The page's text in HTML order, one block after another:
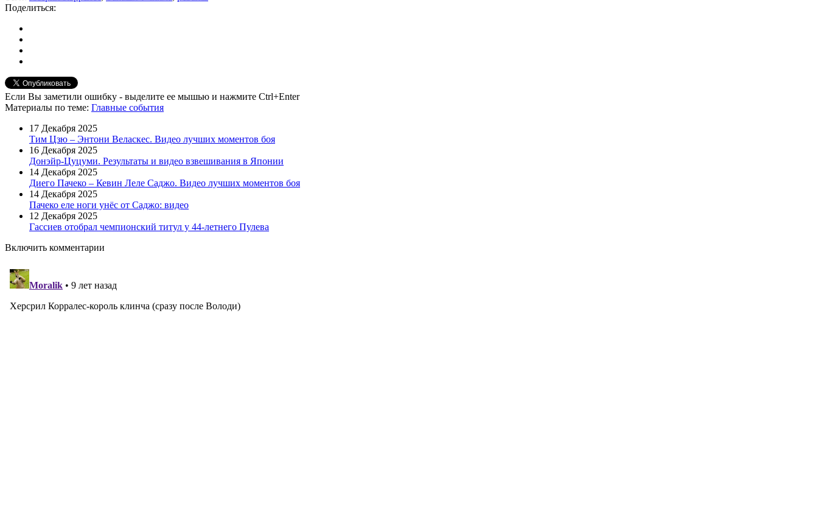
Поделиться:
Если Вы заметили ошибку - выделите ее мышью и нажмите Ctrl+Enter
Материалы по теме: Главные события
17 Декабря 2025
Тим Цзю – Энтони Веласкес. Видео лучших моментов боя
16 Декабря 2025
Донэйр-Цуцуми. Результаты и видео взвешивания в Японии
14 Декабря 2025
Диего Пачеко – Кевин Леле Саджо. Видео лучших моментов боя
14 Декабря 2025
Пачеко еле ноги унёс от Саджо: видео
12 Декабря 2025
Гассиев отобрал чемпионский титул у 44-летнего Пулева
Включить комментарии